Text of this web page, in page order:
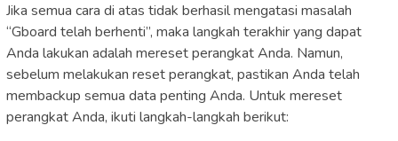
Jika semua cara di atas tidak berhasil mengatasi masalah
“Gboard telah berhenti”, maka langkah terakhir yang dapat
Anda lakukan adalah mereset perangkat Anda. Namun,
sebelum melakukan reset perangkat, pastikan Anda telah
membackup semua data penting Anda. Untuk mereset
perangkat Anda, ikuti langkah-langkah berikut: